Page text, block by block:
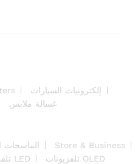
إلكترونيات السيارات
غسالة ملابس
الماسحات
Store & Business
تلفزيونات LED تلفزيونات OLED